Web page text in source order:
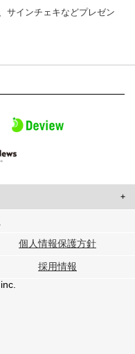
サインチェキなどプレゼン
に合わせたコンテンツや広告の
ーに提供しています。
トナーに提供した他の情報や、
ときに収集した他の情報を組み
個人情報保護方針
採用情報